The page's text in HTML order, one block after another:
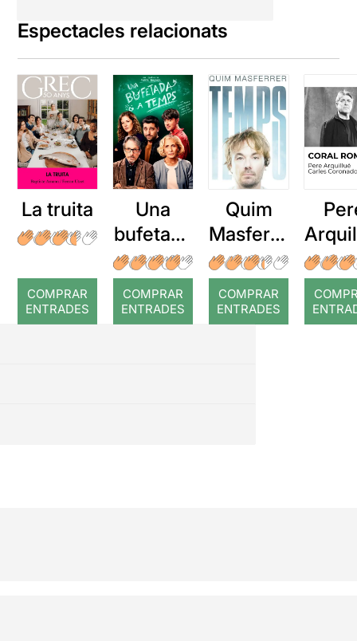
Espectacles relacionats
La truita
COMPRAR
ENTRADES
Una
bufetada
a temps
COMPRAR
ENTRADES
Quim
Masferre
r: Temps
COMPRAR
ENTRADES
: